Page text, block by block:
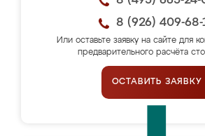
8 (926) 409-68-
Или оставьте заявку на сайте для
предварительного расчёта
ОСТАВИТЬ ЗАЯВКУ